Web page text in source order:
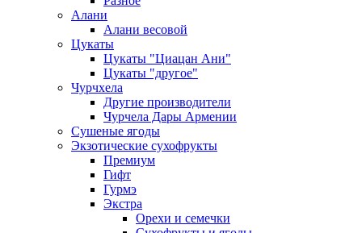
Алани
Алани весовой
Цукаты
Цукаты "Циацан Ани"
Цукаты "другое"
Чурчхела
Другие производители
Чурчела Дары Армении
Сушеные ягоды
Экзотические сухофрукты
Премиум
Гифт
Гурмэ
Экстра
Орехи и семечки